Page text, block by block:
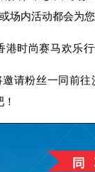
场内活动都会为
港时尚赛马欢乐
邀请粉丝一同前